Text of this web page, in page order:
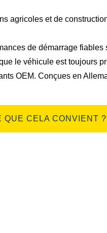
agricoles et de
de démarrage
le véhicule est toujours
OEM. Conçues en
QUE CELA CONVIENT ?